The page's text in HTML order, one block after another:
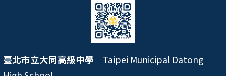
臺北市立大同高級中學 Taipei Municipal Datong